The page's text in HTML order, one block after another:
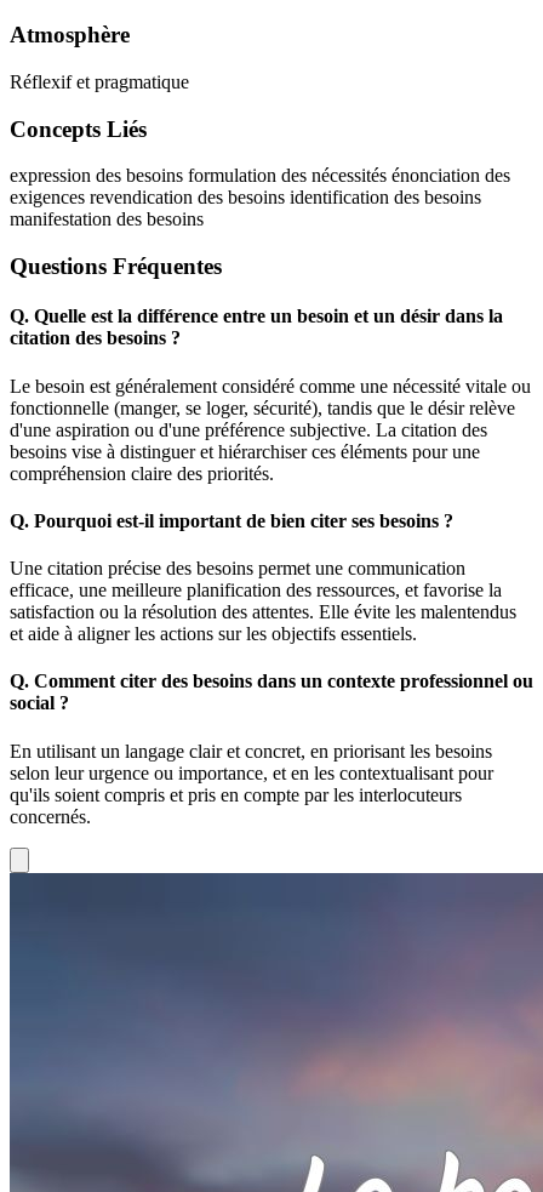
Atmosphère
Réflexif et pragmatique
Concepts Liés
expression des besoins formulation des nécessités énonciation des
exigences revendication des besoins identification des besoins
manifestation des besoins
Questions Fréquentes
Q. Quelle est la différence entre un besoin et un désir dans la
citation des besoins ?
Le besoin est généralement considéré comme une nécessité vitale ou
fonctionnelle (manger, se loger, sécurité), tandis que le désir relève
d'une aspiration ou d'une préférence subjective. La citation des
besoins vise à distinguer et hiérarchiser ces éléments pour une
compréhension claire des priorités.
Q. Pourquoi est-il important de bien citer ses besoins ?
Une citation précise des besoins permet une communication
efficace, une meilleure planification des ressources, et favorise la
satisfaction ou la résolution des attentes. Elle évite les malentendus
et aide à aligner les actions sur les objectifs essentiels.
Q. Comment citer des besoins dans un contexte professionnel ou
social ?
En utilisant un langage clair et concret, en priorisant les besoins
selon leur urgence ou importance, et en les contextualisant pour
qu'ils soient compris et pris en compte par les interlocuteurs
concernés.